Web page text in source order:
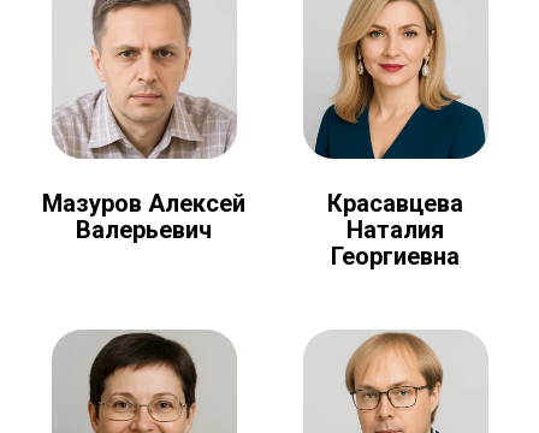
Мазуров Алексей
Валерьевич
Красавцева
Наталия
Георгиевна